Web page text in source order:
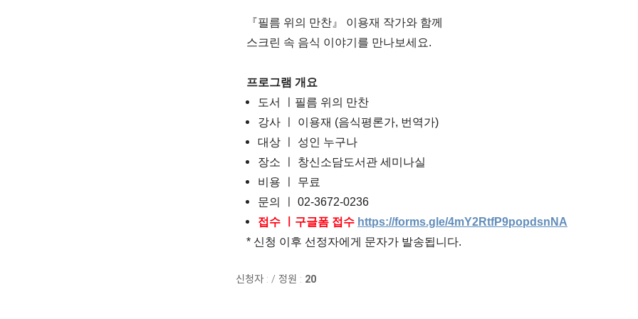
『필름 위의 만찬』 이용재 작가와 함께
스크린 속 음식 이야기를 만나보세요.
프로그램 개요
도서 ㅣ필름 위의 만찬
강사 ㅣ 이용재 (음식평론가, 번역가)
대상 ㅣ 성인 누구나
장소 ㅣ 창신소담도서관 세미나실
비용 ㅣ 무료
문의 ㅣ 02-3672-0236
접수 ㅣ구글폼 접수 https://forms.gle/4mY2RtfP9popdsnNA
* 신청 이후 선정자에게 문자가 발송됩니다.
신청자 : / 정원 : 20